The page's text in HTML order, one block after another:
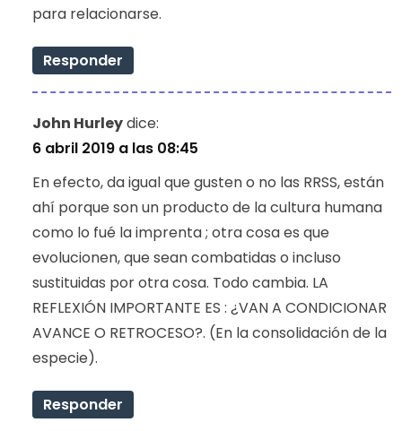
para relacionarse.
Responder
John Hurleydice:
6 abril 2019 a las 08:45
En efecto, da igual que gusten o no las RRSS, están
ahí porque son un producto de la cultura humana
como lo fué la imprenta ; otra cosa es que
evolucionen, que sean combatidas o incluso
sustituidas por otra cosa. Todo cambia. LA
REFLEXIÓN IMPORTANTE ES : ¿VAN A CONDICIONAR
AVANCE O RETROCESO?. (En la consolidación de la
especie).
Responder